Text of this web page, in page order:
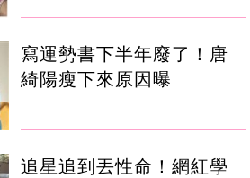
寫運勢書下半年廢了！唐
綺陽瘦下來原因曝
追星追到丟性命！網紅學